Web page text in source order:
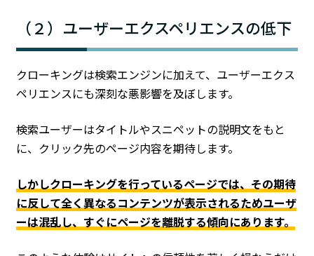
（２）ユーザーエクスペリエンスの低下
クローキングは検索エンジンに加えて、ユーザーエクス
ペリエンスにも深刻な悪影響を及ぼします。
検索ユーザーはタイトルやスニペットの説明文をもと
に、クリック先のページ内容を期待します。
しかしクローキングを行っているページでは、その期待
に反して全く異なるコンテンツが表示されるためユーザ
ーは混乱し、すぐにページを離脱する傾向にあります。